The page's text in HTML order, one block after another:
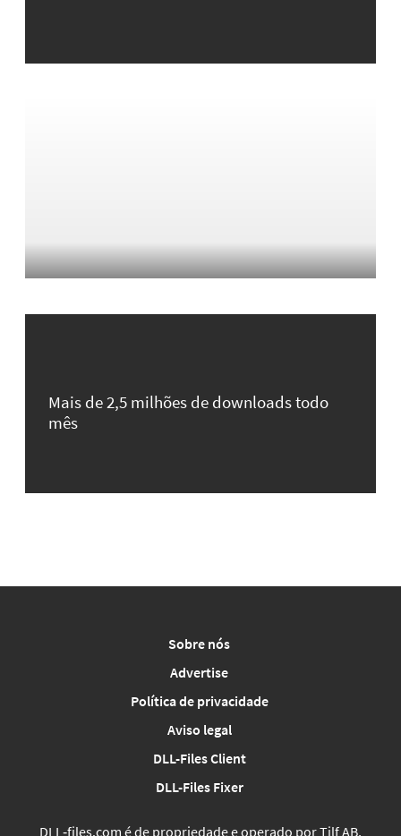
Mais de 2,5 milhões de downloads todo
mês
Sobre nós
Advertise
Política de privacidade
Aviso legal
DLL-Files Client
DLL-Files Fixer
DLL‑files.com é de propriedade e operado por Tilf AB,